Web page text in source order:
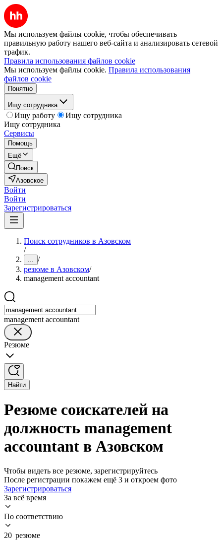
Мы используем файлы cookie, чтобы обеспечивать
правильную работу нашего веб-сайта и анализировать сетевой
трафик.
Правила использования файлов cookie
Мы используем файлы cookie. Правила использования
файлов cookie
Понятно
Ищу сотрудника
Ищу работу
Ищу сотрудника
Ищу сотрудника
Сервисы
Помощь
Ещё
Поиск
Азовское
Войти
Войти
Зарегистрироваться
Поиск сотрудников в Азовском
/
... /
резюме в Азовском/
management accountant
management accountant
Резюме
Найти
Резюме соискателей на
должность management
accountant в Азовском
Чтобы видеть все резюме, зарегистрируйтесь
После регистрации покажем ещё 3 и откроем фото
Зарегистрироваться
За всё время
По соответствию
20 резюме